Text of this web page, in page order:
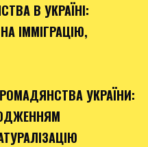
В УКРАЇНІ:
ІММІГРАЦІЮ,
УКРАЇНИ: